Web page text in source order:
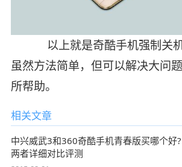
以上就是奇酷手机强制关机
虽然方法简单，但可以解决大问
所帮助。
相关文章
中兴威武3和360奇酷手机青春版买哪个好?
两者详细对比评测